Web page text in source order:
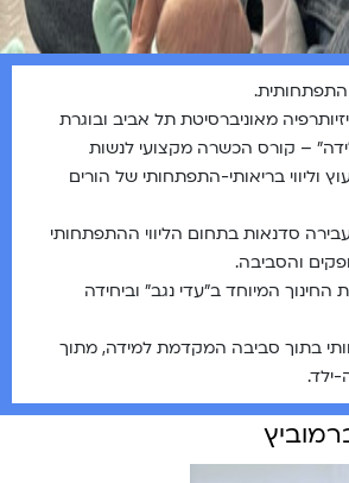
התפתחותית.
מאוניברסיטת תל אביב ובוגרת
– קורס הכשרה מקצועי לנשות
וליווי בריאותי-התפתחותי של הורים
סדנאות בתחום הליווי ההתפתחותי
והסביבה.
המיוחד ב”עדי נגב” וביחידה
בתוך סביבה המקדמת למידה, מתוך
ילד.